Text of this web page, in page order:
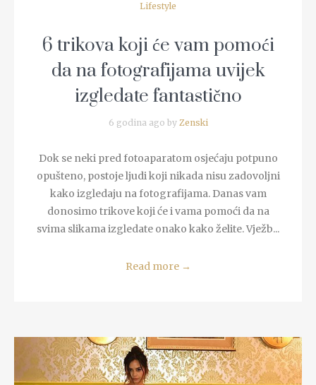
Lifestyle
6 trikova koji će vam pomoći
da na fotografijama uvijek
izgledate fantastično
6 godina ago by Zenski
Dok se neki pred fotoaparatom osjećaju potpuno
opušteno, postoje ljudi koji nikada nisu zadovoljni
kako izgledaju na fotografijama. Danas vam
donosimo trikove koji će i vama pomoći da na
svima slikama izgledate onako kako želite. Vježb...
Read more →